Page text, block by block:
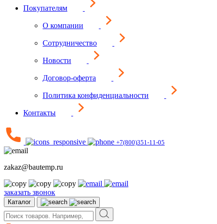
Покупателям
О компании
Сотрудничество
Новости
Договор-оферта
Политика конфиденциальности
Контакты
+7(800)351-11-05
zakaz@bautemp.ru
заказать звонок
Каталог